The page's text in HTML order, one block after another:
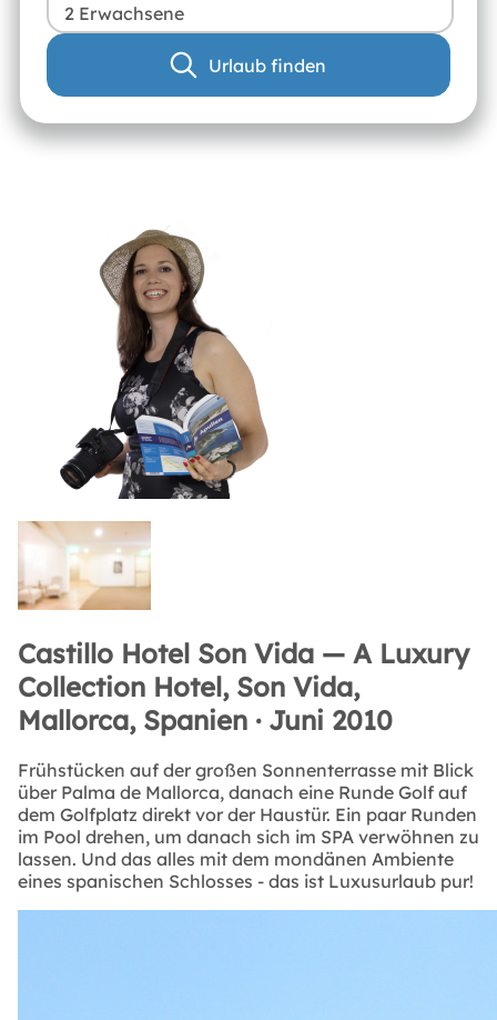
2 Erwachsene
Urlaub finden
Castillo Hotel Son Vida — A Luxury
Collection Hotel, Son Vida,
Mallorca, Spanien · Juni 2010
Frühstücken auf der großen Sonnenterrasse mit Blick
über Palma de Mallorca, danach eine Runde Golf auf
dem Golfplatz direkt vor der Haustür. Ein paar Runden
im Pool drehen, um danach sich im SPA verwöhnen zu
lassen. Und das alles mit dem mondänen Ambiente
eines spanischen Schlosses - das ist Luxusurlaub pur!